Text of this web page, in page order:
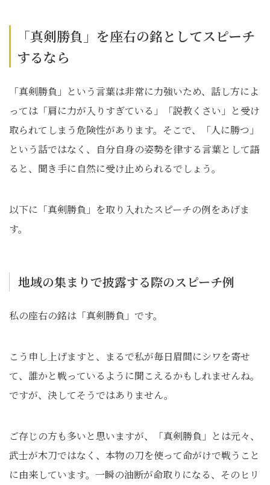
「真剣勝負」を座右の銘としてスピーチ
するなら
「真剣勝負」という言葉は非常に力強いため、話し方によ
っては「肩に力が入りすぎている」「説教くさい」と受け
取られてしまう危険性があります。そこで、「人に勝つ」
という話ではなく、自分自身の姿勢を律する言葉として語
ると、聞き手に自然に受け止められるでしょう。
以下に「真剣勝負」を取り入れたスピーチの例をあげま
す。
地域の集まりで披露する際のスピーチ例
私の座右の銘は「真剣勝負」です。
こう申し上げますと、まるで私が毎日眉間にシワを寄せ
て、誰かと戦っているように聞こえるかもしれませんね。
ですが、決してそうではありません。
ご存じの方も多いと思いますが、「真剣勝負」とは元々、
武士が木刀ではなく、本物の刀を使って命がけで戦うこと
に由来しています。一瞬の油断が命取りになる、そのヒリ